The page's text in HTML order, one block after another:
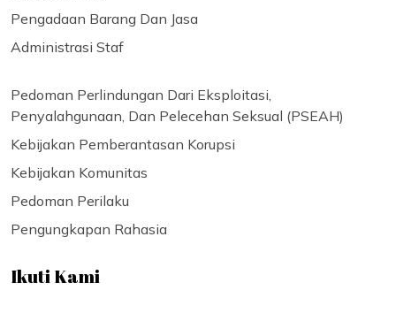
Pengadaan Barang Dan Jasa
Administrasi Staf
Pedoman Perlindungan Dari Eksploitasi,
Penyalahgunaan, Dan Pelecehan Seksual (PSEAH)
Kebijakan Pemberantasan Korupsi
Kebijakan Komunitas
Pedoman Perilaku
Pengungkapan Rahasia
Ikuti Kami